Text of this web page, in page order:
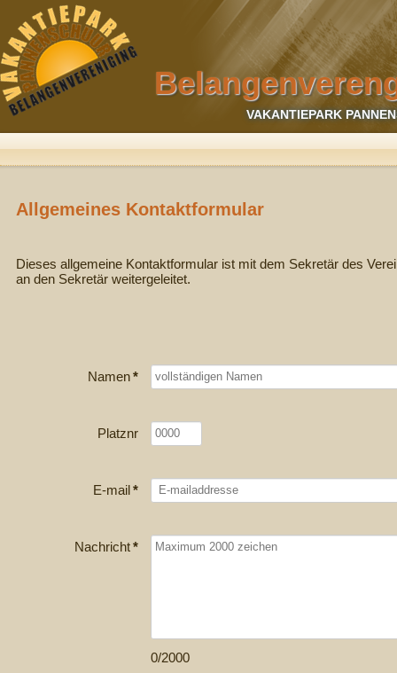
VAKANTIEPARK
Allgemeines Kontaktformular
Dieses allgemeine Kontaktformular ist mit dem Sekretär des
an den Sekretär weitergeleitet.
Namen*
Platznr
E-mail*
Nachricht*
0/2000